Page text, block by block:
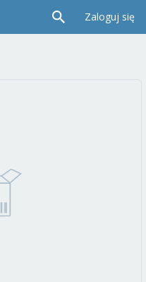
Zaloguj się